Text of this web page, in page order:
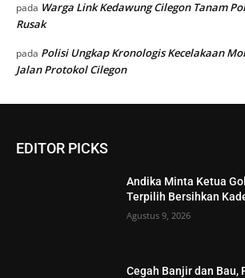
pada Warga Link Kedawung Cilegon Tanam
Rusak
pada Polisi Ungkap Kronologis Kecelakaan
Jalan Protokol Cilegon
EDITOR PICKS
Andika Minta Ketua
Terpilih Bersihkan
Agustus 9, 2026
Cegah Banjir dan Bau,